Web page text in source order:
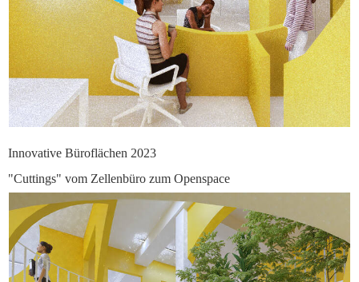
Innovative Büroflächen 2023
"Cuttings" vom Zellenbüro zum Openspace